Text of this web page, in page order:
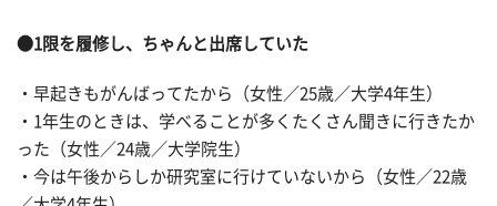
●1限を履修し、ちゃんと出席していた
・早起きもがんばってたから（女性／25歳／大学4年生）
・1年生のときは、学べることが多くたくさん聞きに行きたか
った（女性／24歳／大学院生）
・今は午後からしか研究室に行けていないから（女性／22歳